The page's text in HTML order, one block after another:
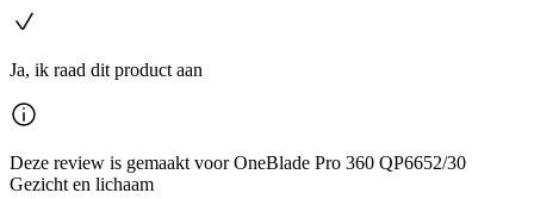
Ja, ik raad dit product aan
Deze review is gemaakt voor OneBlade Pro 360 QP6652/30
Gezicht en lichaam